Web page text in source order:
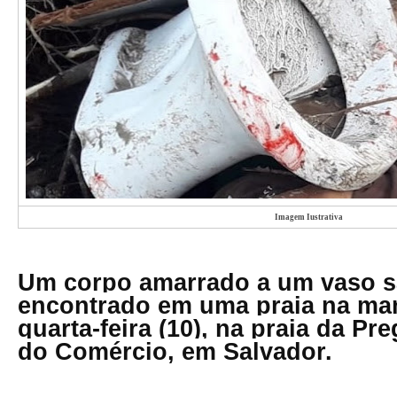
Imagem Iustrativa
Um corpo amarrado a um vaso
encontrado em uma praia na
quarta-feira (10), na praia da
do Comércio, em Salvador.